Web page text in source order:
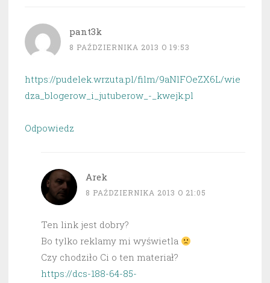
pant3k
8 PAŹDZIERNIKA 2013 O 19:53
https://pudelek.wrzuta.pl/film/9aNlFOeZX6L/wie
dza_blogerow_i_jutuberow_-_kwejk.pl
Odpowiedz
Arek
8 PAŹDZIERNIKA 2013 O 21:05
Ten link jest dobry?
Bo tylko reklamy mi wyświetla
Czy chodziło Ci o ten materiał?
https://dcs-188-64-85-